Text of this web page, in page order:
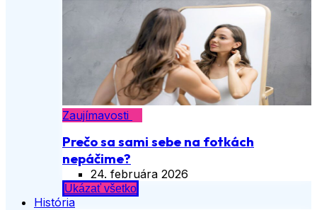
Zaujímavosti
Prečo sa sami sebe na fotkách
nepáčime?
24. februára 2026
Ukázať všetko
História